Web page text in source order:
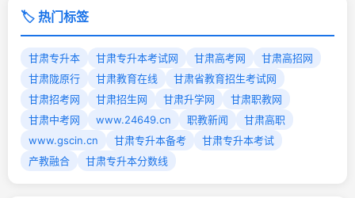
🏷️ 热门标签
甘肃专升本 甘肃专升本考试网 甘肃高考网
甘肃高招网
甘肃陇原行
甘肃教育在线
甘肃省教育招生考试网
甘肃招考网
甘肃招生网 甘肃升学网
甘肃职教网
甘肃中考网
www.24649.cn 职教新闻
甘肃高职
www.gscin.cn
甘肃专升本备考
甘肃专升本考试
产教融合
甘肃专升本分数线